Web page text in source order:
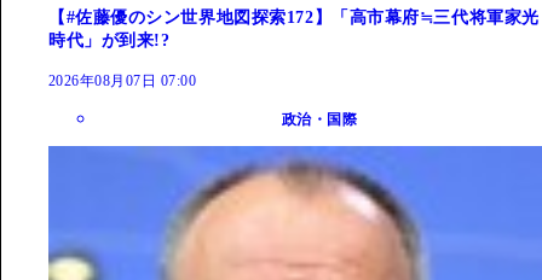
【#佐藤優のシン世界地図探索172】「高市幕府≒三代将軍家光
時代」が到来!?
2026年08月07日 07:00
政治・国際